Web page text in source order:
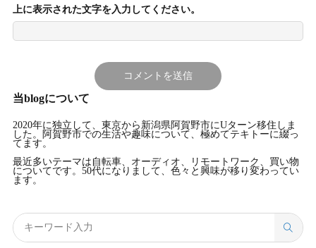
上に表示された文字を入力してください。
当blogについて
2020年に独立して、東京から新潟県阿賀野市にUターン移住しま
した。阿賀野市での生活や趣味について、極めてテキトーに綴っ
てます。
最近多いテーマは自転車、オーディオ、リモートワーク、買い物
についてです。50代になりまして、色々と興味が移り変わってい
ます。